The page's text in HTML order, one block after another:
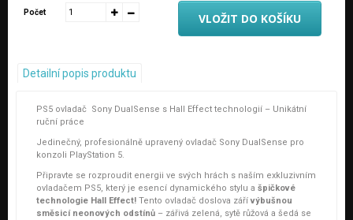
Počet VLOŽIT DO KOŠÍKU
Detailní popis produktu
PS5 ovladač Sony DualSense s Hall Effect technologií – Unikátní
ruční práce
Jedinečný, profesionálně upravený ovladač Sony DualSense pro
konzoli PlayStation 5.
Připravte se rozproudit energii ve svých hrách s naším exkluzivním
ovladačem PS5, který je esencí dynamického stylu a špičkové
technologie Hall Effect! Tento ovladač doslova zářívýbušnou
směsicí neonových odstínů – zářivá zelená, sytě růžová a šedá se